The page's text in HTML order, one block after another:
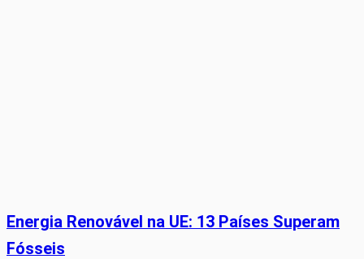
Energia Renovável na UE: 13 Países Superam
Fósseis